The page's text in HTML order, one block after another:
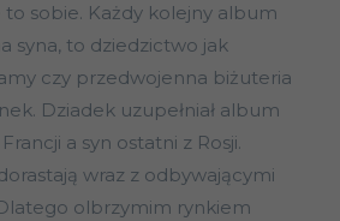
sobie. Każdy kolejny album
syna, to dziedzictwo jak
czy przedwojenna biżuteria
Dziadek uzupełniał album
a syn ostatni z Rosji.
wraz z odbywającymi
olbrzymim rynkiem